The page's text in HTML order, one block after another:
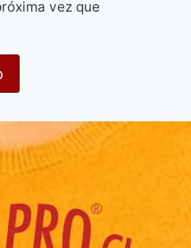
vez que